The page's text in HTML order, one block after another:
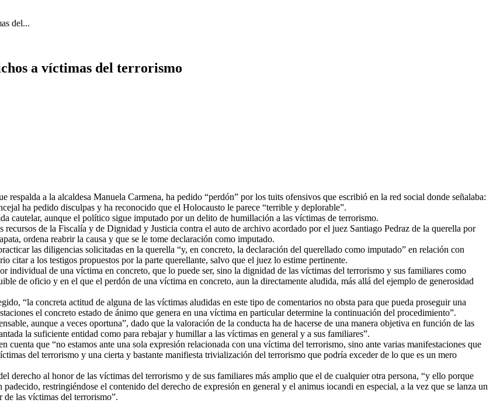
del...
a víctimas del terrorismo
a la alcaldesa Manuela Carmena, ha pedido “perdón” por los tuits ofensivos que escribió en la red social donde señalaba:
ha pedido disculpas y ha reconocido que el Holocausto le parece “terrible y deplorable”.
cautelar, aunque el político sigue imputado por un delito de humillación a las víctimas de terrorismo.
de la Fiscalía y de Dignidad y Justicia contra el auto de archivo acordado por el juez Santiago Pedraz de la querella por
ordena reabrir la causa y que se le tome declaración como imputado.
las diligencias solicitadas en la querella “y, en concreto, la declaración del querellado como imputado” en relación con
citar a los testigos propuestos por la parte querellante, salvo que el juez lo estime pertinente.
individual de una víctima en concreto, que lo puede ser, sino la dignidad de las víctimas del terrorismo y sus familiares como
de oficio y en el que el perdón de una víctima en concreto, aun la directamente aludida, más allá del ejemplo de generosidad
“la concreta actitud de alguna de las víctimas aludidas en este tipo de comentarios no obsta para que pueda proseguir una
el concreto estado de ánimo que genera en una víctima en particular determine la continuación del procedimiento”.
aunque a veces oportuna”, dado que la valoración de la conducta ha de hacerse de una manera objetiva en función de las
la suficiente entidad como para rebajar y humillar a las víctimas en general y a sus familiares”.
cuenta que “no estamos ante una sola expresión relacionada con una víctima del terrorismo, sino ante varias manifestaciones que
del terrorismo y una cierta y bastante manifiesta trivialización del terrorismo que podría exceder de lo que es un mero
derecho al honor de las víctimas del terrorismo y de sus familiares más amplio que el de cualquier otra persona, “y ello porque
restringiéndose el contenido del derecho de expresión en general y el animus iocandi en especial, a la vez que se lanza un
de las víctimas del terrorismo”.